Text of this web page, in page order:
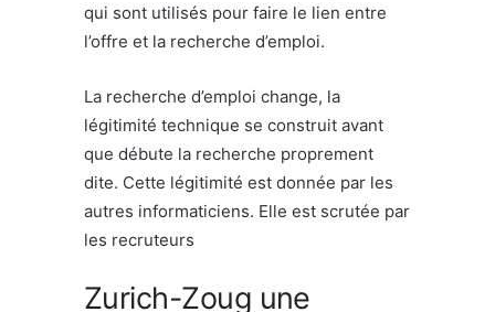
qui sont utilisés pour faire le lien entre
l’offre et la recherche d’emploi.
La recherche d’emploi change, la
légitimité technique se construit avant
que débute la recherche proprement
dite. Cette légitimité est donnée par les
autres informaticiens. Elle est scrutée par
les recruteurs
Zurich-Zoug une